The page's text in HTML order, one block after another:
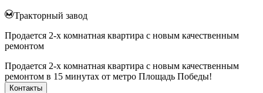
Тракторный завод
Продается 2-х комнатная квартира с новым качественным
ремонтом
Продается 2-х комнатная квартира с новым качественным
ремонтом в 15 минутах от метро Площадь Победы!
Контакты